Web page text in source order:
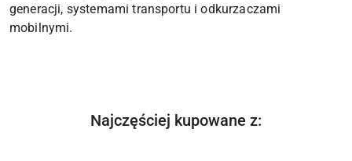
generacji, systemami transportu i odkurzaczami
mobilnymi.
Pomiń karuzelę produktów
Produkty
Najczęściej kupowane z: